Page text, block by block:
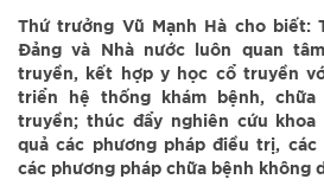
Thứ trưởng Vũ Mạnh Hà cho biết:
Đảng và Nhà nước luôn quan
truyền, kết hợp y học cổ truyền
triển hệ thống khám bệnh,
truyền; thúc đẩy nghiên cứu khoa
quả các phương pháp điều trị,
các phương pháp chữa bệnh không